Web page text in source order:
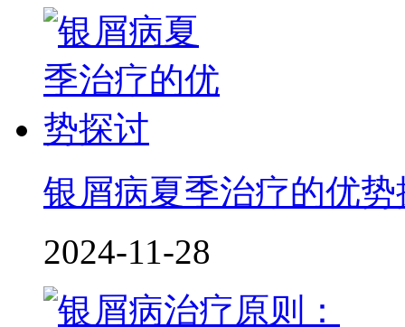
银屑病夏季治疗的优势
2024-11-28